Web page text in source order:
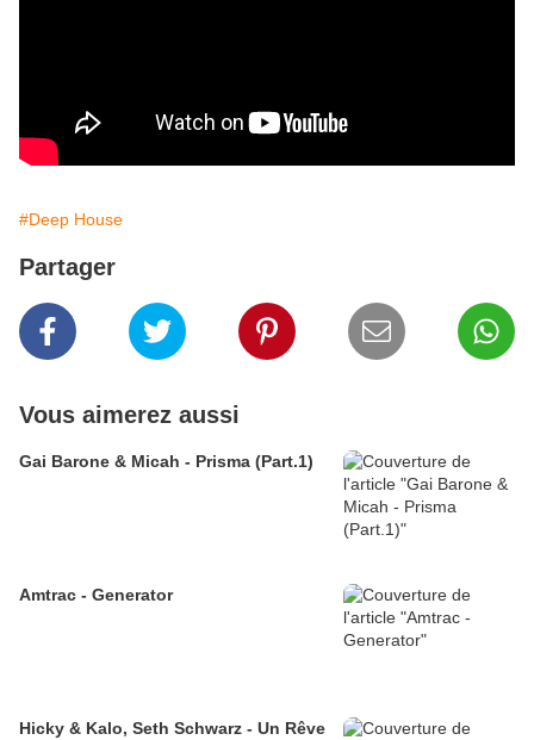
#Deep House
Partager
Vous aimerez aussi
Gai Barone & Micah - Prisma (Part.1)
Amtrac - Generator
Hicky & Kalo, Seth Schwarz - Un Rêve